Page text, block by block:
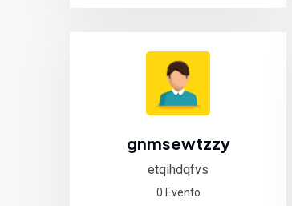
gnmsewtzzy
etqihdqfvs
0 Evento